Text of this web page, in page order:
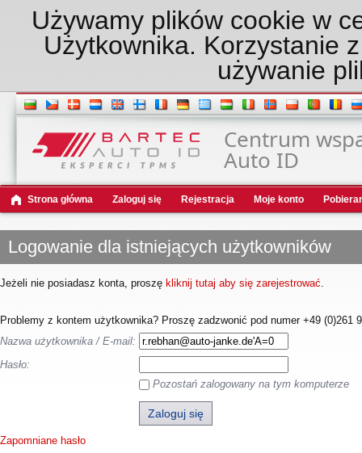
Używamy plików cookie w
Użytkownika. Korzystanie
używanie
Centrum
Auto ID
Strona główna Zaloguj się Rejestracja Moje konto
Logowanie dla istniejących użytkowników
Jeżeli nie posiadasz konta, proszę kliknij tutaj aby się zarejestrować.
Problemy z kontem użytkownika? Proszę zadzwonić pod numer +49 (0)261
Nazwa użytkownika / E-mail:
Hasło:
Pozostań zalogowany na tym komputerze
Zapomniane hasło